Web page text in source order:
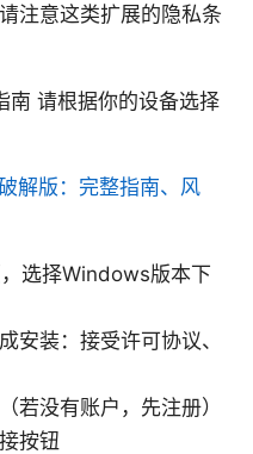
注意这类扩展的隐私条
南 请根据你的设备选择
解版：完整指南、风
选择Windows版本下
安装：接受许可协议、
若没有账户，先注册）
按钮